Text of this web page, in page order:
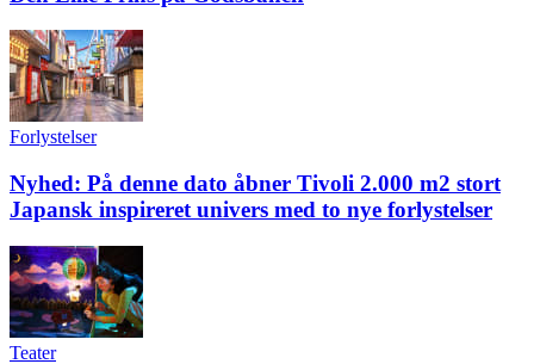
Forlystelser
Nyhed: På denne dato åbner Tivoli 2.000 m2 stort
Japansk inspireret univers med to nye forlystelser
Teater